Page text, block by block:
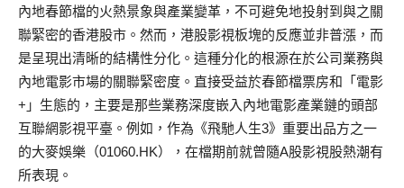
內地春節檔的火熱景象與產業變革，不可避免地投射到與之關
聯緊密的香港股市。然而，港股影視板塊的反應並非普漲 ，而
是呈現出清晰的結構性分化。這種分化的根源在於公司業務與
內地電影市場的關聯緊密度。直接受益於春節檔票房和 「 電影
+ 」 生態的，主要是那些業務深度嵌入內地電影產業鏈的頭部
互聯網影視平臺 。例如，作為《飛馳人生3》重要出品方之一
的大麥娛樂 （01060.HK） ，在檔期前就曾隨A股影視股熱潮有
所表現。